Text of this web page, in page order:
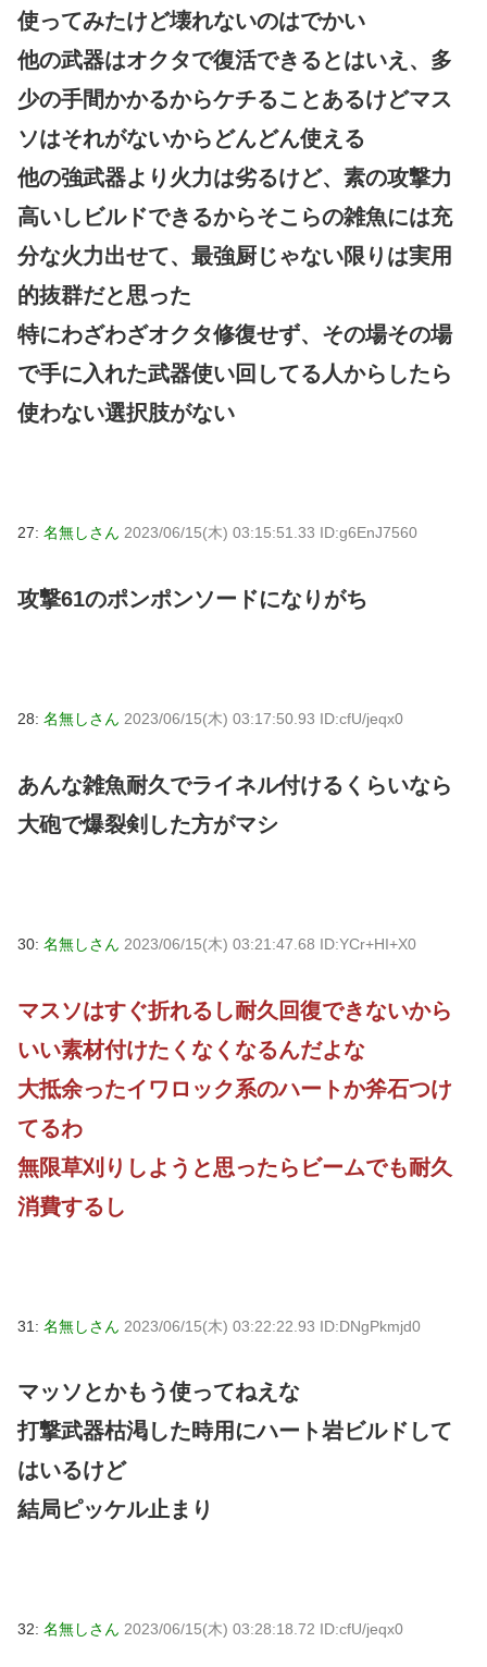
使ってみたけど壊れないのはでかい
他の武器はオクタで復活できるとはいえ、多
少の手間かかるからケチることあるけどマス
ソはそれがないからどんどん使える
他の強武器より火力は劣るけど、素の攻撃力
高いしビルドできるからそこらの雑魚には充
分な火力出せて、最強厨じゃない限りは実用
的抜群だと思った
特にわざわざオクタ修復せず、その場その場
で手に入れた武器使い回してる人からしたら
使わない選択肢がない
27: 名無しさん 2023/06/15(木) 03:15:51.33 ID:g6EnJ7560
攻撃61のポンポンソードになりがち
28: 名無しさん 2023/06/15(木) 03:17:50.93 ID:cfU/jeqx0
あんな雑魚耐久でライネル付けるくらいなら
大砲で爆裂剣した方がマシ
30: 名無しさん 2023/06/15(木) 03:21:47.68 ID:YCr+HI+X0
マスソはすぐ折れるし耐久回復できないから
いい素材付けたくなくなるんだよな
大抵余ったイワロック系のハートか斧石つけ
てるわ
無限草刈りしようと思ったらビームでも耐久
消費するし
31: 名無しさん 2023/06/15(木) 03:22:22.93 ID:DNgPkmjd0
マッソとかもう使ってねえな
打撃武器枯渇した時用にハート岩ビルドして
はいるけど
結局ピッケル止まり
32: 名無しさん 2023/06/15(木) 03:28:18.72 ID:cfU/jeqx0